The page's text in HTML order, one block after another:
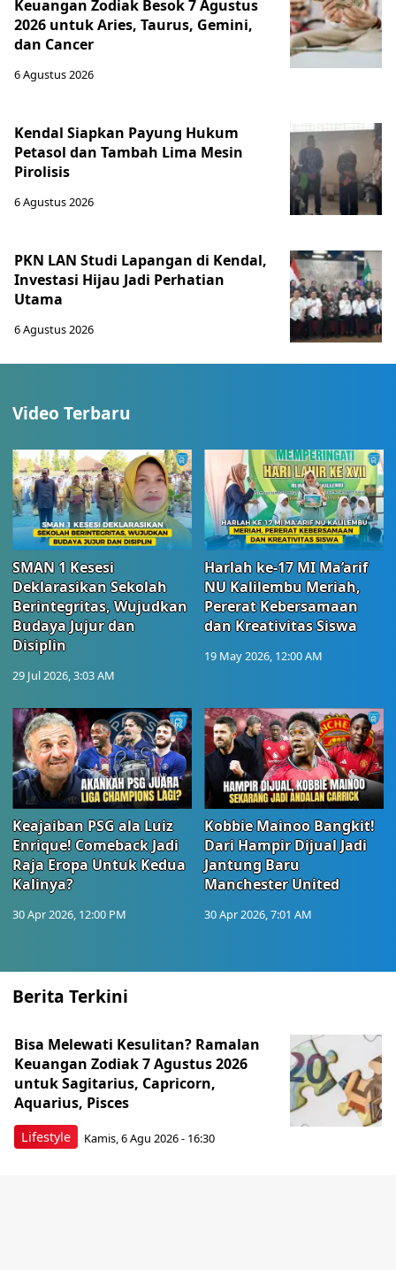
Keuangan Zodiak Besok 7 Agustus
2026 untuk Aries, Taurus, Gemini,
dan Cancer
6 Agustus 2026
Kendal Siapkan Payung Hukum
Petasol dan Tambah Lima Mesin
Pirolisis
6 Agustus 2026
PKN LAN Studi Lapangan di Kendal,
Investasi Hijau Jadi Perhatian
Utama
6 Agustus 2026
Video Terbaru
SMAN 1 Kesesi
Deklarasikan Sekolah
Berintegritas, Wujudkan
Budaya Jujur dan
Disiplin
29 Jul 2026, 3:03 AM
Harlah ke-17 MI Ma’arif
NU Kalilembu Meriah,
Pererat Kebersamaan
dan Kreativitas Siswa
19 May 2026, 12:00 AM
Keajaiban PSG ala Luiz
Enrique! Comeback Jadi
Raja Eropa Untuk Kedua
Kalinya?
30 Apr 2026, 12:00 PM
Kobbie Mainoo Bangkit!
Dari Hampir Dijual Jadi
Jantung Baru
Manchester United
30 Apr 2026, 7:01 AM
Berita Terkini
Lifestyle
Bisa Melewati Kesulitan? Ramalan
Keuangan Zodiak 7 Agustus 2026
untuk Sagitarius, Capricorn,
Aquarius, Pisces
Kamis, 6 Agu 2026 - 16:30